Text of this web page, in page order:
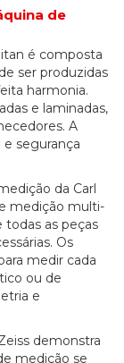
de
é composta
ser produzidas
harmonia.
e laminadas,
A
e segurança
da Carl
medição multi-
todas as peças
Os
medir cada
ou de
e
demonstra
medição se